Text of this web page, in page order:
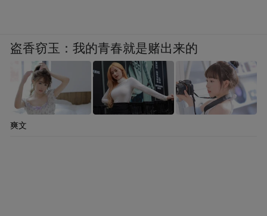
盗香窃玉：我的青春就是赌出来的
爽文